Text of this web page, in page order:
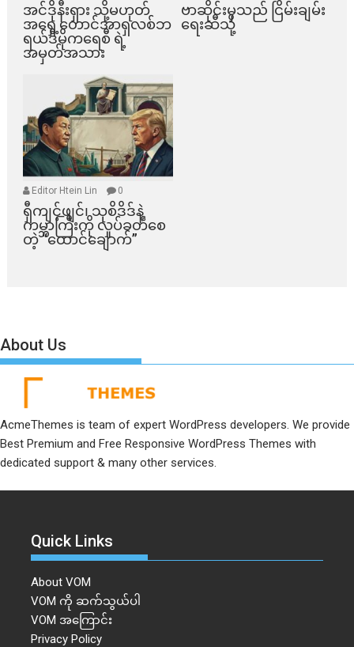
အင်ဒိုနီးရှား သို့မဟုတ်
အရှေ့တောင်အာရှလစ်ဘ
ရယ်ဒီမိုကရေစီ ရဲ့
အမှတ်အသား
ဗာဆိုင်းမှသည် ငြိမ်းချမ်း
ရေးဆီသို့
Editor Htein Lin 0
ရှီကျင့်ဖျင်၊ သုစိဒိဒ်နဲ့
ကမ္ဘာကြီးကို လှုပ်ခတ်စေ
တဲ့ “ထောင်ချောက်”
About Us
AcmeThemes is team of expert WordPress developers. We provide
Best Premium and Free Responsive WordPress Themes with
dedicated support & many other services.
Quick Links
About VOM
VOM ကို ဆက်သွယ်ပါ
VOM အကြောင်း
Privacy Policy